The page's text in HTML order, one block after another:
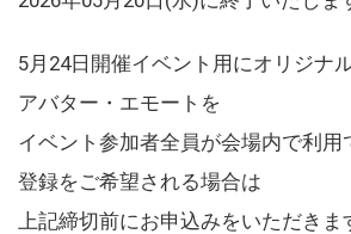
5月24日開催イベント用にオリジナ
アバター・エモートを
イベント参加者全員が会場内で利用
登録をご希望される場合は
上記締切前にお申込みをいただき